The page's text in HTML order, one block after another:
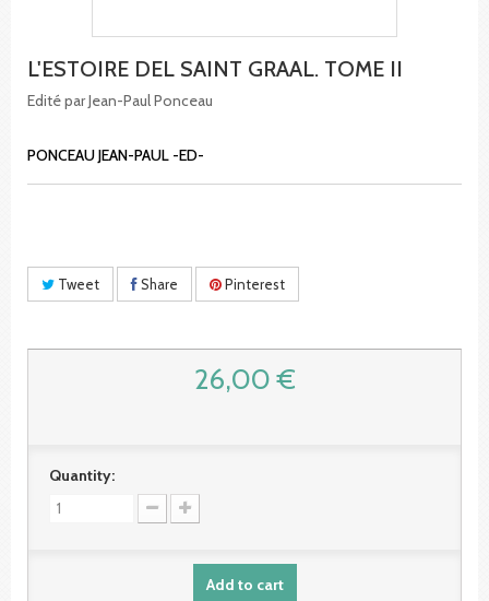
L'ESTOIRE DEL SAINT GRAAL. TOME II
Edité par Jean-Paul Ponceau
PONCEAU JEAN-PAUL -ED-
Tweet Share Pinterest
26,00 €
Quantity:
Add to cart